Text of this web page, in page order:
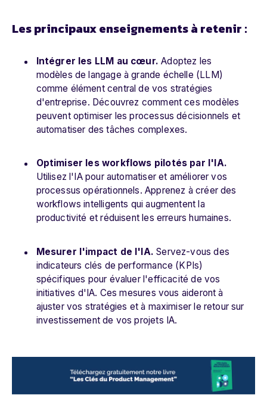
Les principaux enseignements à retenir :
Intégrer les LLM au cœur. Adoptez les
modèles de langage à grande échelle (LLM)
comme élément central de vos stratégies
d'entreprise. Découvrez comment ces modèles
peuvent optimiser les processus décisionnels et
automatiser des tâches complexes.
Optimiser les workflows pilotés par l'IA.
Utilisez l'IA pour automatiser et améliorer vos
processus opérationnels. Apprenez à créer des
workflows intelligents qui augmentent la
productivité et réduisent les erreurs humaines.
Mesurer l'impact de l'IA. Servez-vous des
indicateurs clés de performance (KPIs)
spécifiques pour évaluer l'efficacité de vos
initiatives d'IA. Ces mesures vous aideront à
ajuster vos stratégies et à maximiser le retour sur
investissement de vos projets IA.